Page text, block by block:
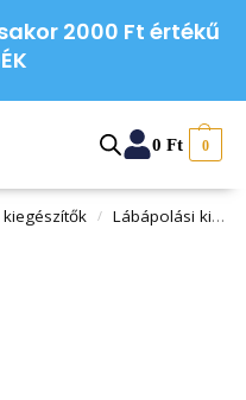
2000 Ft értékű
0Ft 0
/ Lábápolási kiegészítők